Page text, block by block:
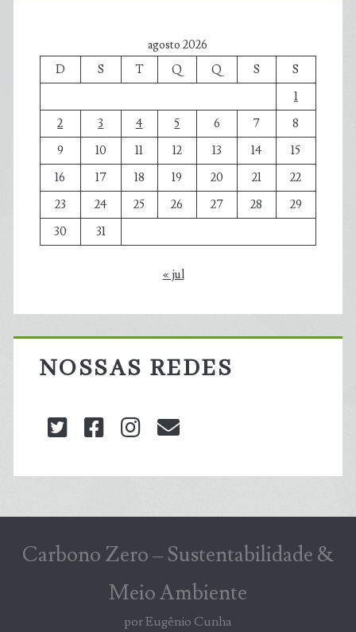
agosto 2026
D
S T Q Q S
S
1
2
3 4 5 6 7
8
9
10 11 12 13 14
15
16
17 18 19 20 21
22
23
24 25 26 27 28
29
30
31
« jul
NOSSAS REDES
twitterfacebookinstagram
Carbono Zero – Sustentabilidade &
Meio Ambiente
por Eugênio Cunha